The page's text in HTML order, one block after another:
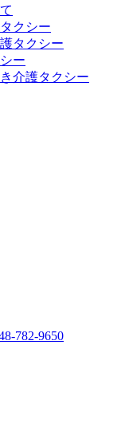
クシー
タクシー
ー
介護タクシー
782-9650